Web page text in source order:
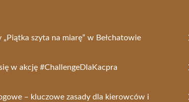
szyta na miarę” w Bełchatowie
w akcję #ChallengeDlaKacpra
– kluczowe zasady dla kierowców i